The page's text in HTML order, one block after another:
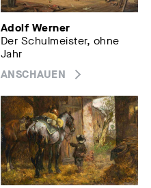
Adolf Werner
Der Schulmeister, ohne
Jahr
ANSCHAUEN